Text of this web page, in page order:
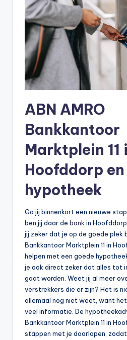
ABN AMRO
Bankkantoor
Marktplein 11
Hoofddorp
hypotheek
Ga jij binnenkort een nieuwe
ben jij daar de bank in
jij zeker dat je op de goede plek
Bankkantoor Marktplein 11 in
helpen met een goede
je ook direct zeker dat alles tot
gaat worden. Weet jij al meer
verstrekkers die er zijn? Het is
allemaal nog niet weet, want
veel informatie. De
Bankkantoor Marktplein 11 in
stappen met je doorlopen,